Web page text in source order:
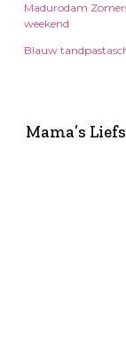
Madurodam
weekend
Blauw
Mama’s